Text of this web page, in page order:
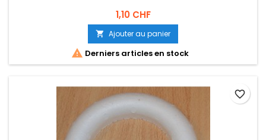
1,10 CHF
 Ajouter au panier
 Derniers articles en stock
favorite_border